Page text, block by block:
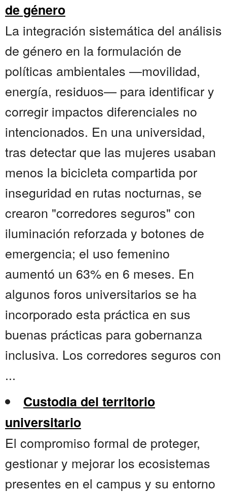
de género
La integración sistemática del análisis
de género en la formulación de
políticas ambientales —movilidad,
energía, residuos— para identificar y
corregir impactos diferenciales no
intencionados. En una universidad,
tras detectar que las mujeres usaban
menos la bicicleta compartida por
inseguridad en rutas nocturnas, se
crearon "corredores seguros" con
iluminación reforzada y botones de
emergencia; el uso femenino
aumentó un 63% en 6 meses. En
algunos foros universitarios se ha
incorporado esta práctica en sus
buenas prácticas para gobernanza
inclusiva. Los corredores seguros con
...
Custodia del territorio
universitario
El compromiso formal de proteger,
gestionar y mejorar los ecosistemas
presentes en el campus y su entorno